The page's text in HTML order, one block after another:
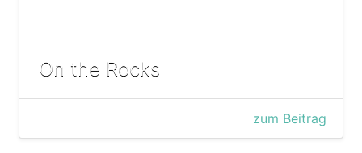
On the Rocks
zum Beitrag